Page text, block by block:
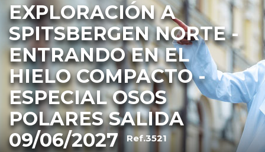
EXPLORACIÓN A
SPITSBERGEN NORTE -
ENTRANDO EN EL
HIELO COMPACTO -
ESPECIAL OSOS
POLARES SALIDA
09/06/2027
Ref.3521